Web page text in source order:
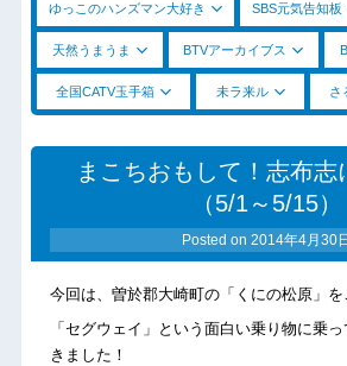
ゆっこのハンズマン大好き SBS元気告知板
天然うまうま BTVアーカイブス
全国CATV玉手箱 未ラ来ル さ
まこちおもして！志布志
（5/1～5/15）
Posted on 2014年4月30
今回は、曽於郡大崎町の「くにの松原」を
「セグウェイ」という面白い乗り物に乗
きました！